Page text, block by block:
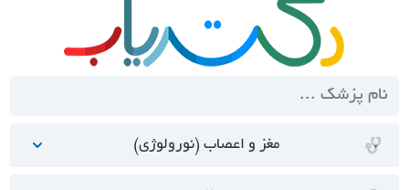
مغز و اعصاب (نورولوژی)